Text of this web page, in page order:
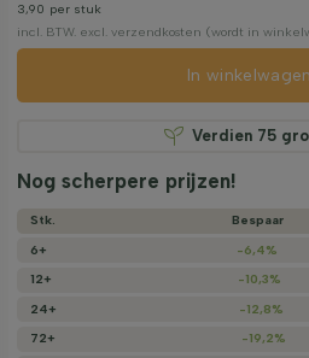
3,90 per stuk
incl. BTW. excl. verzendkosten (wordt in
In winkelwagen
Verdien 75
Nog scherpere prijzen!
Stk. Bespaar
6+
-6,4%
12+
-10,3%
24+
-12,8%
72+
-19,2%